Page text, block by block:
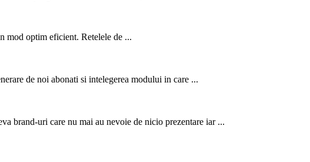
mod optim eficient. Retelele de ...
de noi abonati si intelegerea modului in care ...
brand-uri care nu mai au nevoie de nicio prezentare iar ...